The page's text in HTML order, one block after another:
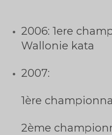
2006: 1ere
Wallonie kata
2007:
1ère
2ème